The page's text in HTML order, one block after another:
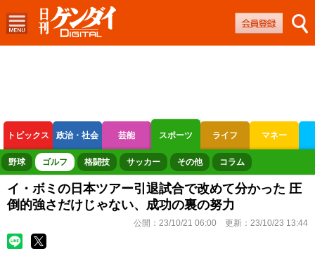
トピックス 政治・社会 芸能 スポーツ ライフ マネー
ボートレース 競輪 オートレース
野球 ゴルフ 格闘技 サッカー その他 コラム
イ・ボミの日本ツアー引退試合で改めて分かった 圧
倒的強さだけじゃない、成功の裏の努力
公開： 23/10/21 06:00 更新： 23/10/23 13:44